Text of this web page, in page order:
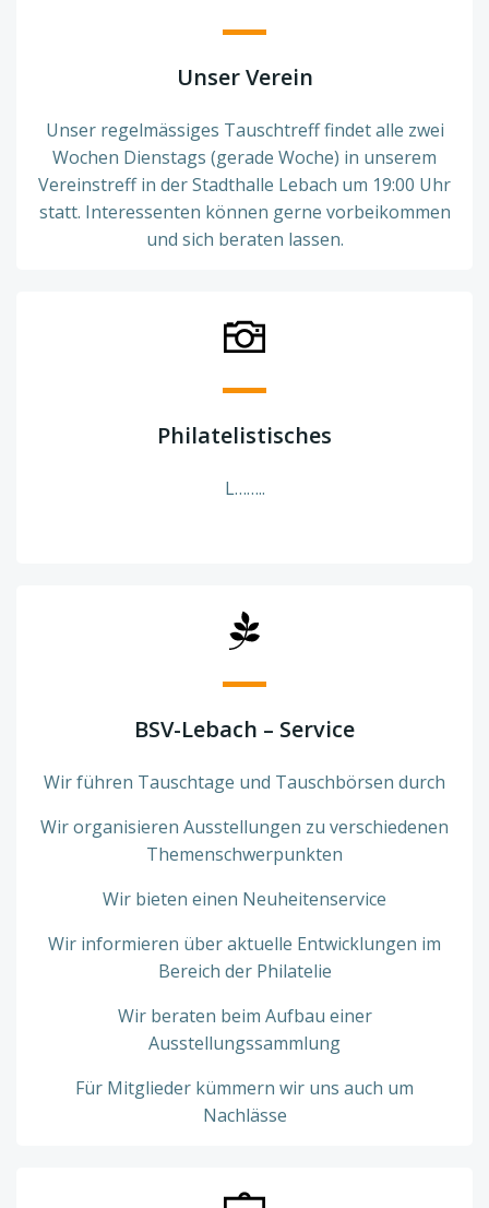
Unser Verein
Unser regelmässiges Tauschtreff findet alle zwei
Wochen Dienstags (gerade Woche) in unserem
Vereinstreff in der Stadthalle Lebach um 19:00 Uhr
statt. Interessenten können gerne vorbeikommen
und sich beraten lassen.
Philatelistisches
L……..
BSV-Lebach – Service
Wir führen Tauschtage und Tauschbörsen durch
Wir organisieren Ausstellungen zu verschiedenen
Themenschwerpunkten
Wir bieten einen Neuheitenservice
Wir informieren über aktuelle Entwicklungen im
Bereich der Philatelie
Wir beraten beim Aufbau einer
Ausstellungssammlung
Für Mitglieder kümmern wir uns auch um
Nachlässe